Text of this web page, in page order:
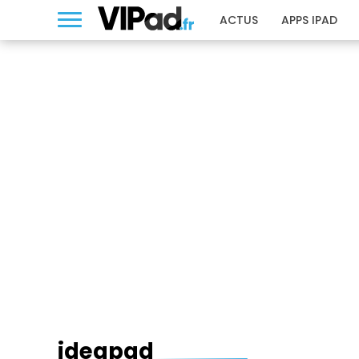
ACTUS APPS IPAD
IDEAPAD
ideapad